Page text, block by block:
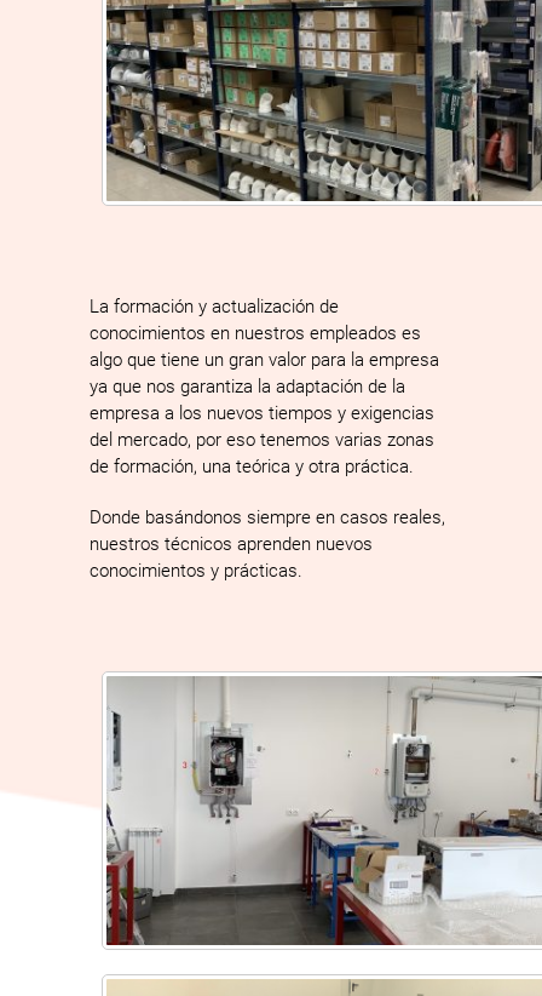
La formación y actualización de
conocimientos en nuestros empleados es
algo que tiene un gran valor para la empresa
ya que nos garantiza la adaptación de la
empresa a los nuevos tiempos y exigencias
del mercado, por eso tenemos varias zonas
de formación, una teórica y otra práctica.
Donde basándonos siempre en casos reales,
nuestros técnicos aprenden nuevos
conocimientos y prácticas.